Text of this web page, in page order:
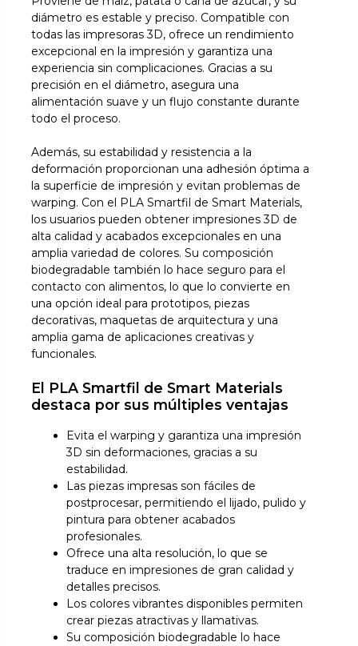
diámetro es estable y preciso. Compatible con
todas las impresoras 3D, ofrece un rendimiento
excepcional en la impresión y garantiza una
experiencia sin complicaciones. Gracias a su
precisión en el diámetro, asegura una
alimentación suave y un flujo constante durante
todo el proceso.
Además, su estabilidad y resistencia a la
deformación proporcionan una adhesión óptima a
la superficie de impresión y evitan problemas de
warping. Con el PLA Smartfil de Smart Materials,
los usuarios pueden obtener impresiones 3D de
alta calidad y acabados excepcionales en una
amplia variedad de colores. Su composición
biodegradable también lo hace seguro para el
contacto con alimentos, lo que lo convierte en
una opción ideal para prototipos, piezas
decorativas, maquetas de arquitectura y una
amplia gama de aplicaciones creativas y
funcionales.
El PLA Smartfil de Smart Materials
destaca por sus múltiples ventajas
Evita el warping y garantiza una impresión
3D sin deformaciones, gracias a su
estabilidad.
Las piezas impresas son fáciles de
postprocesar, permitiendo el lijado, pulido y
pintura para obtener acabados
profesionales.
Ofrece una alta resolución, lo que se
traduce en impresiones de gran calidad y
detalles precisos.
Los colores vibrantes disponibles permiten
crear piezas atractivas y llamativas.
Su composición biodegradable lo hace